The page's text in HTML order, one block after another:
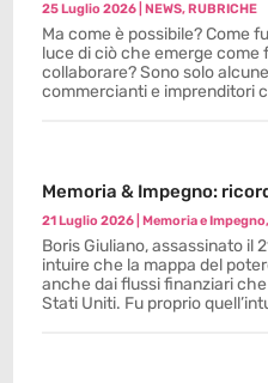
25 Luglio 2026 |NEWS,RUBRICHE
Ma come è possibile? Come
luce di ciò che emerge come
collaborare? Sono solo
commercianti e imprenditori
Memoria & Impegno:
21 Luglio 2026 |Memoria e Impegno
Boris Giuliano, assassinato il
intuire che la mappa del
anche dai flussi finanziari
Stati Uniti. Fu proprio